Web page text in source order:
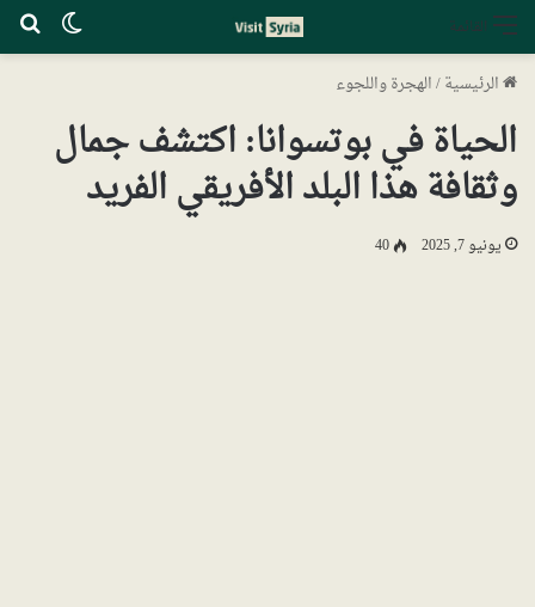
القائمة
الرئيسية/الهجرة واللجوء
الحياة في بوتسوانا: اكتشف جمال
وثقافة هذا البلد الأفريقي الفريد
يونيو 7, 2025 40